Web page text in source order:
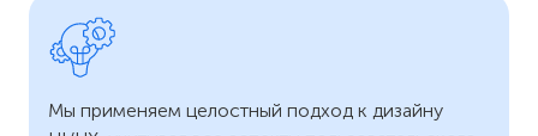
Мы применяем целостный подход к дизайну